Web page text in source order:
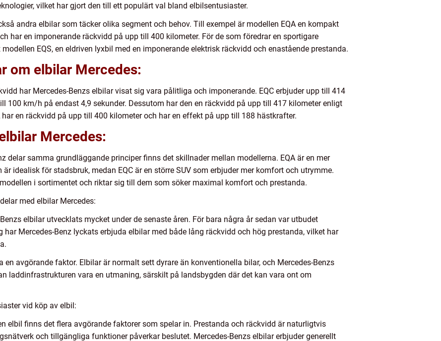
vilket har gjort den till ett populärt val bland elbilsentusiaster.
andra elbilar som täcker olika segment och behov. Till exempel är modellen EQA en kompakt
har en imponerande räckvidd på upp till 400 kilometer. För de som föredrar en sportigare
EQS, en eldriven lyxbil med en imponerande elektrisk räckvidd och enastående prestanda.
om elbilar Mercedes:
har Mercedes-Benzs elbilar visat sig vara pålitliga och imponerande. EQC erbjuder upp till 414
100 km/h på endast 4,9 sekunder. Dessutom har den en räckvidd på upp till 417 kilometer enligt
har en räckvidd på upp till 400 kilometer och har en effekt på upp till 188 hästkrafter.
Mercedes:
delar samma grundläggande principer finns det skillnader mellan modellerna. EQA är en mer
idealisk för stadsbruk, medan EQC är en större SUV som erbjuder mer komfort och utrymme.
i sortimentet och riktar sig till dem som söker maximal komfort och prestanda.
med elbilar Mercedes:
elbilar utvecklats mycket under de senaste åren. För bara några år sedan var utbudet
har Mercedes-Benz lyckats erbjuda elbilar med både lång räckvidd och hög prestanda, vilket har
en avgörande faktor. Elbilar är normalt sett dyrare än konventionella bilar, och Mercedes-Benzs
laddinfrastrukturen vara en utmaning, särskilt på landsbygden där det kan vara ont om
vid köp av elbil:
elbil finns det flera avgörande faktorer som spelar in. Prestanda och räckvidd är naturligtvis
och tillgängliga funktioner påverkar beslutet. Mercedes-Benzs elbilar erbjuder generellt